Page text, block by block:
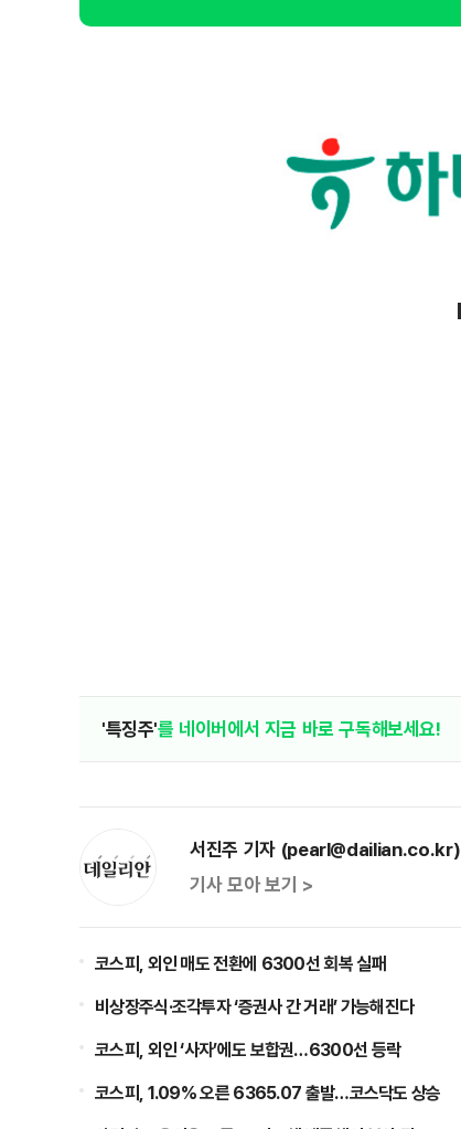
'특징주'를 네이버에서 지금 바로 구독해보세요!
서진주 기자 (pearl@dailian.co.kr)
기사 모아 보기 >
코스피, 외인 매도 전환에 6300선 회복 실패
비상장주식·조각투자 ‘증권사 간 거래’ 가능해진다
코스피, 외인 ‘사자’에도 보합권…6300선 등락
코스피, 1.09% 오른 6365.07 출발…코스닥도 상승